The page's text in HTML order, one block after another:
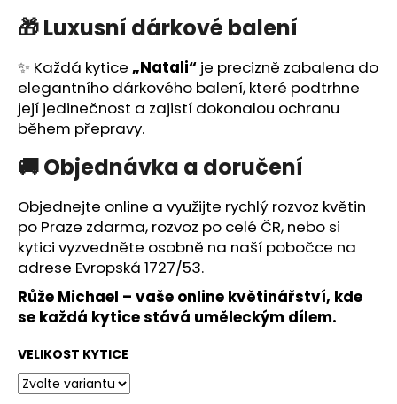
🎁 Luxusní dárkové balení
✨ Každá kytice „Natali“ je precizně zabalena do
elegantního dárkového balení, které podtrhne
její jedinečnost a zajistí dokonalou ochranu
během přepravy.
🚚 Objednávka a doručení
Objednejte online a využijte rychlý rozvoz květin
po Praze zdarma, rozvoz po celé ČR, nebo si
kytici vyzvedněte osobně na naší pobočce na
adrese Evropská 1727/53.
Růže Michael – vaše online květinářství, kde
se každá kytice stává uměleckým dílem.
VELIKOST KYTICE